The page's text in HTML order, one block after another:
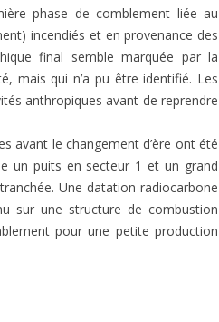
phase de comblement liée au
incendiés et en provenance des
final semble marquée par la
mais qui n’a pu être identifié. Les
anthropiques avant de reprendre
avant le changement d’ère ont été
un puits en secteur 1 et un grand
Une datation radiocarbone
sur une structure de combustion
pour une petite production